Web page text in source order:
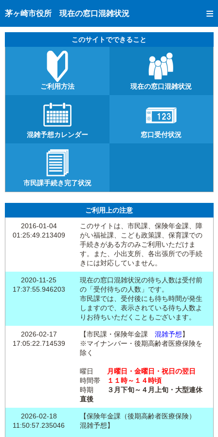
茅ヶ崎市役所 現在の窓口混雑状況
トップページへ
ご利用方法
混雑予想カレンダー
このサイトでできること
ご利用方法 現在の窓口混雑状況
混雑予想カレンダー 窓口受付状況
市民課手続き完了状況
ご利用上の注意
2016-01-04
01:25:49.213409
このサイトは、市民課、保険年金課、障
がい福祉課、こども政策課、保育課での
手続きがある方のみご利用いただけま
す。また、小出支所、各出張所での手続
きには対応していません。
2020-11-25
17:37:55.946203
現在の窓口混雑状況の待ち人数は受付前
の「受付待ちの人数」です。
市民課では、受付後にも待ち時間が発生
しますので、表示されている待ち人数よ
りお待ちいただくこともございます。
2026-02-17
17:05:22.714539
【市民課・保険年金課 混雑予想】
※マイナンバー・後期高齢者医療保険を
除く
曜日
月曜日・金曜日・祝日の翌日
時間帯
１１時～１４時頃
時期 ３月下旬～４月上旬・大型連休
直後
2026-02-18
11:50:57.235046
【保険年金課（後期高齢者医療保険）
混雑予想】